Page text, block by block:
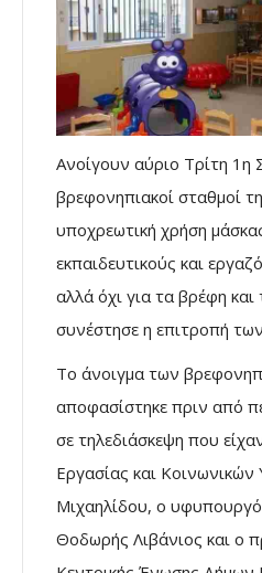
Ανοίγουν αύριο Τρίτη 1η
βρεφονηπιακοί σταθμοί
υποχρεωτική χρήση
εκπαιδευτικούς και
αλλά όχι για τα βρέφη
συνέστησε η επιτροπή
Το άνοιγμα των
αποφασίστηκε πριν από
σε τηλεδιάσκεψη που
Εργασίας και
Μιχαηλίδου, ο
Θοδωρής Λιβάνιος και ο